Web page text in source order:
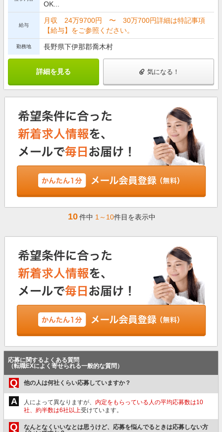
OK...
給与
月収 24万9700円 〜 30万700円詳細は特記事項
【給与】をご参照ください。
勤務地 長野県下伊那郡喬木村
詳細を見る 気になる！
10件中 1～10件目を表示中
応募に関するよくある質問
（転職EXによく寄せられる一般的な質問）
Q 他の人は何社くらい応募していますか？
A 人によって異なりますが、 内定をもらっている人の平均応募数は10
社、約半数は6社以上受けています。
Q
なんとなくいいなとは思うけど、応募を悩んでるときは応募しない方